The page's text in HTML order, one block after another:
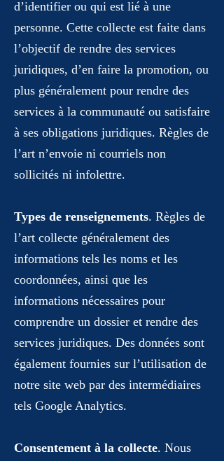
d’identifier ou qui est lié à une
personne. Cette collecte est faite dans
l’objectif de rendre des services
juridiques, d’en faire la promotion, ou
plus généralement pour rendre des
services à la communauté ou satisfaire
à ses obligations juridiques. Règles de
l’art n’envoie ni courriels non
sollicités ni infolettre.
Types de renseignements. Règles de
l’art collecte généralement des
informations tels les noms et les
coordonnées, ainsi que les
informations nécessaires pour
comprendre un dossier et rendre des
services juridiques. Des données sont
également fournies sur l’utilisation de
notre site web par des intermédiaires
tels Google Analytics.
Consentement à la collecte. Nous